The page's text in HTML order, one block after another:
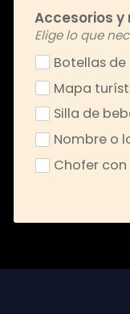
Accesorios y
Elige lo que
Botellas
Mapa
Silla de
Nombre o
Chofer con